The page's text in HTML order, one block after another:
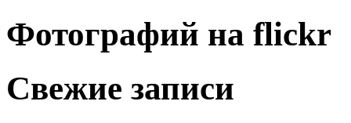
Фотографий на flickr
Свежие записи